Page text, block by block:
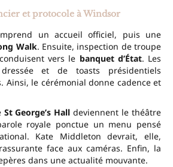
et protocole à Windsor
un accueil officiel, puis une
Walk. Ensuite, inspection de troupe
vers le banquet d’État. Les
et de toasts présidentiels
Ainsi, le cérémonial donne cadence et
St George’s Hall deviennent le théâtre
royale ponctue un menu pensé
Kate Middleton devrait, elle,
face aux caméras. Enfin, la
dans une actualité mouvante.